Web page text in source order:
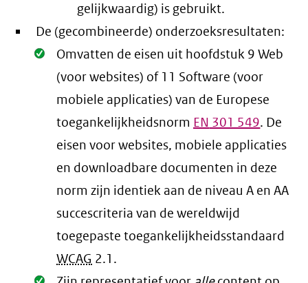
gelijkwaardig) is gebruikt.
De (gecombineerde) onderzoeksresultaten:
Oké.
Omvatten de eisen uit hoofdstuk 9 Web
(voor websites) of 11 Software (voor
mobiele applicaties) van de Europese
toegankelijkheidsnorm EN 301 549. De
eisen voor websites, mobiele applicaties
en downloadbare documenten in deze
norm zijn identiek aan de niveau A en AA
succescriteria van de wereldwijd
toegepaste toegankelijkheidsstandaard
WCAG 2.1 .